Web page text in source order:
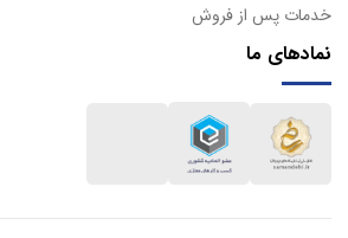
خدمات پس از فروش
نمادهای ما